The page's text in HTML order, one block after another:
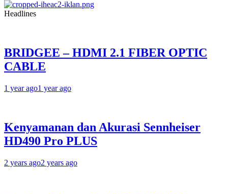
Headlines
BRIDGEE – HDMI 2.1 FIBER OPTIC
CABLE
1 year ago1 year ago
Kenyamanan dan Akurasi Sennheiser
HD490 Pro PLUS
2 years ago2 years ago